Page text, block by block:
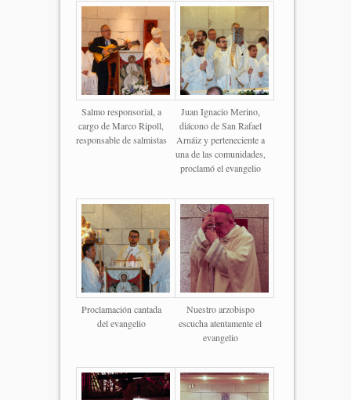
Salmo responsorial, a
cargo de Marco Ripoll,
responsable de salmistas
Juan Ignacio Merino,
diácono de San Rafael
Arnáiz y perteneciente a
una de las comunidades,
proclamó el evangelio
Proclamación cantada
del evangelio
Nuestro arzobispo
escucha atentamente el
evangelio